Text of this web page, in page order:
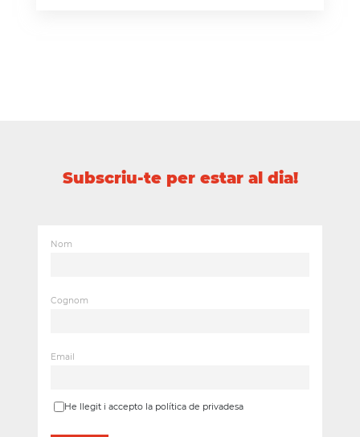
Subscriu-te per estar al dia!
Nom
Cognom
Email
He llegit i accepto la política de privadesa